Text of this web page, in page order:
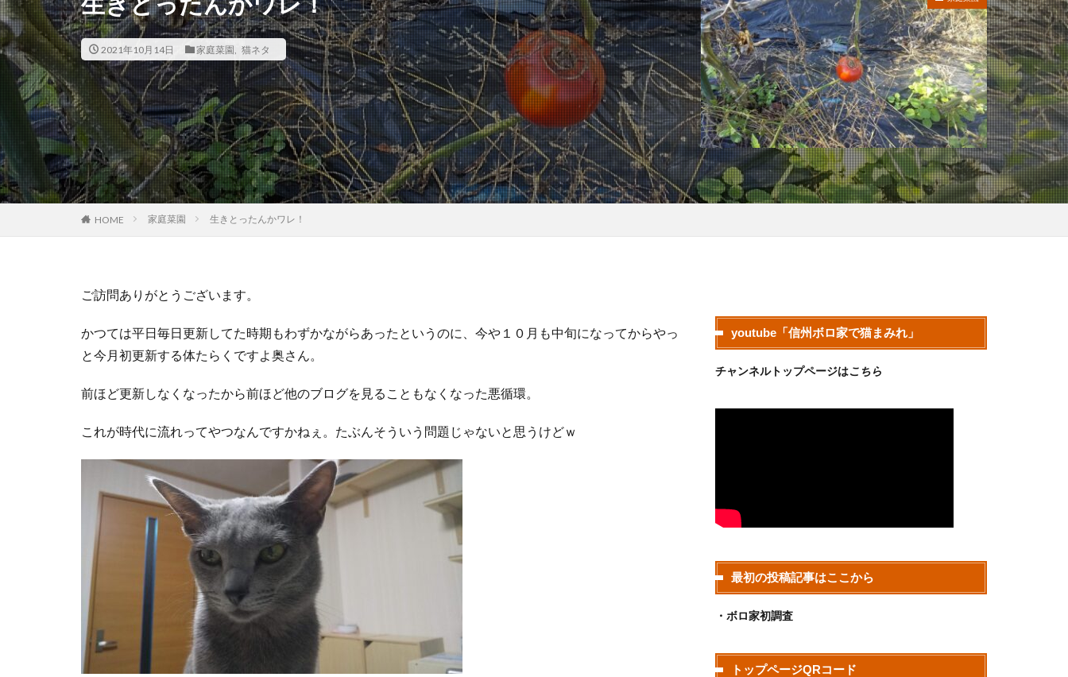
2021年10月14日 家庭菜園 猫ネタ
HOME 家庭菜園 生きとったんかワレ！
ご訪問ありがとうございます。
かつては平日毎日更新してた時期もわずかながらあったというのに、今や１０月も中旬になってからやっ
と今月初更新する体たらくですよ奥さん。
前ほど更新しなくなったから前ほど他のブログを見ることもなくなった悪循環。
これが時代に流れってやつなんですかねぇ。たぶんそういう問題じゃないと思うけどｗ
youtube「信州ボロ家で猫まみれ」
チャンネルトップページはこちら
最初の投稿記事はここから
・ボロ家初調査
トップページQRコード